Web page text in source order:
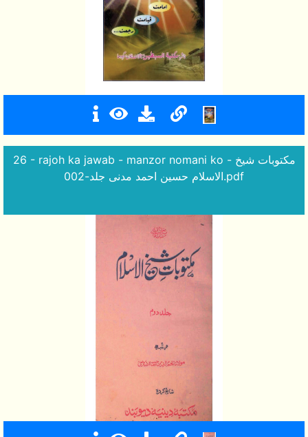
26 - rajoh ka jawab - manzor nomani ko - مکتوبات شیخ
الاسلام حسین احمد مدنی جلد-002.pdf